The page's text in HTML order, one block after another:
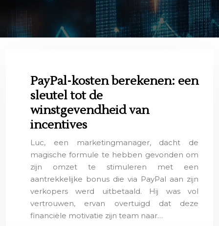
PayPal-kosten berekenen: een
sleutel tot de
winstgevendheid van
incentives
Luc, een marketingmanager, dacht de
magische formule te hebben gevonden om
zijn omzet te stimuleren met een
aantrekkelijke bonus die via PayPal aan zijn
verkopers werd uitbetaald. Hij was vol
vertrouwen, ervan overtuigd dat deze
financiële motivatie zijn team naar…